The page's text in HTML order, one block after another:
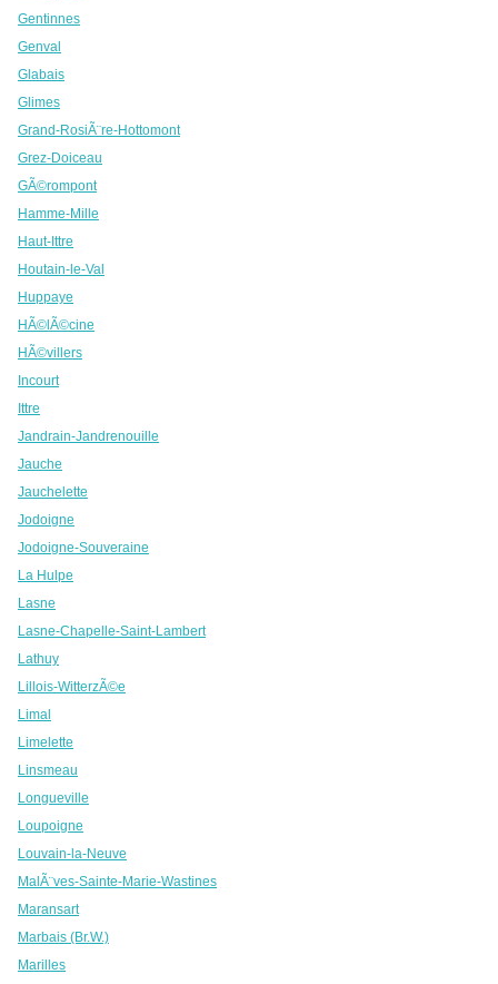
Gentinnes
Genval
Glabais
Glimes
Grand-RosiÃ¨re-Hottomont
Grez-Doiceau
GÃ©rompont
Hamme-Mille
Haut-Ittre
Houtain-le-Val
Huppaye
HÃ©lÃ©cine
HÃ©villers
Incourt
Ittre
Jandrain-Jandrenouille
Jauche
Jauchelette
Jodoigne
Jodoigne-Souveraine
La Hulpe
Lasne
Lasne-Chapelle-Saint-Lambert
Lathuy
Lillois-WitterzÃ©e
Limal
Limelette
Linsmeau
Longueville
Loupoigne
Louvain-la-Neuve
MalÃ¨ves-Sainte-Marie-Wastines
Maransart
Marbais (Br.W.)
Marilles